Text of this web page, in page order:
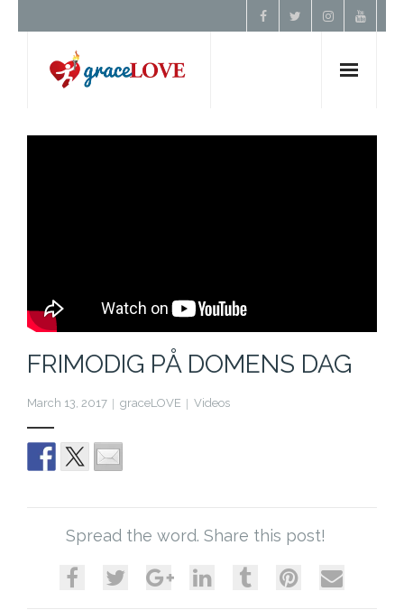
Hem
Kontakt
FRIMODIG PÅ DOMENS DAG
March 13, 2017 graceLOVE Videos
Spread the word. Share this post!